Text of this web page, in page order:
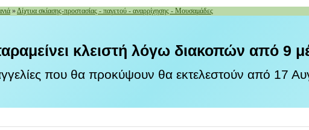
»Δίχτυα σκίασης-προστασίας - παγετού - αναρρίχησης - Μουσαμάδες
κλειστή λόγω διακοπών από 9
που θα προκύψουν θα εκτελεστούν από 17